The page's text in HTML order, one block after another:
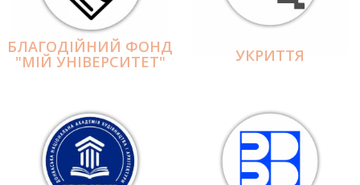
БЛАГОДІЙНИЙ ФОНД
"МІЙ УНІВЕРСИТЕТ" УКРИТТЯ